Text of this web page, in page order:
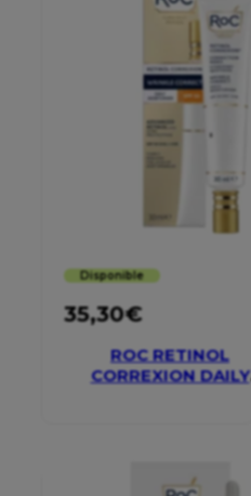
Disponible
35,30€
ROC RETINOL
CORREXION DAILY